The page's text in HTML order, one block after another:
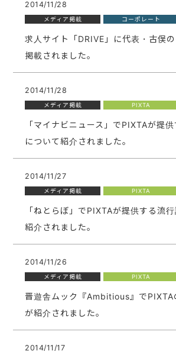
2014/11/28
メディア掲載 コーポレート
求人サイト「DRIVE」に代表・古俣
掲載されました。
2014/11/28
メディア掲載 PIXTA
「マイナビニュース」でPIXTAが提
について紹介されました。
2014/11/27
メディア掲載 PIXTA
「ねとらぼ」でPIXTAが提供する流
紹介されました。
2014/11/26
メディア掲載 PIXTA
晋遊舎ムック『Ambitious』でPIXTA
が紹介されました。
2014/11/17